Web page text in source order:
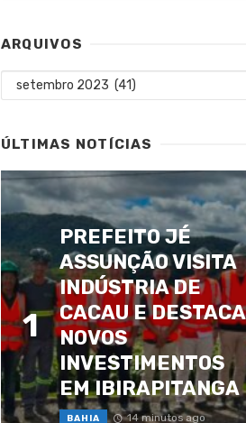
ARQUIVOS
Arquivos
ÚLTIMAS NOTÍCIAS
1
PREFEITO JÉ
ASSUNÇÃO VISITA
INDÚSTRIA DE
CACAU E DESTACA
NOVOS
INVESTIMENTOS
EM IBIRAPITANGA
BAHIA 14 minutos ago